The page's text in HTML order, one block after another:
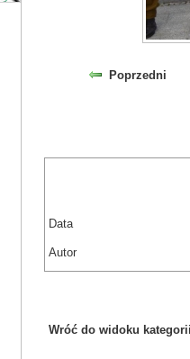
Poprzedni
Data
Autor
Wróć do widoku